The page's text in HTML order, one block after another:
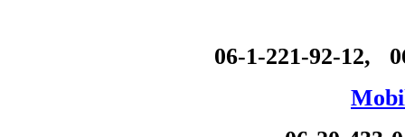
06-1-221-92-12,